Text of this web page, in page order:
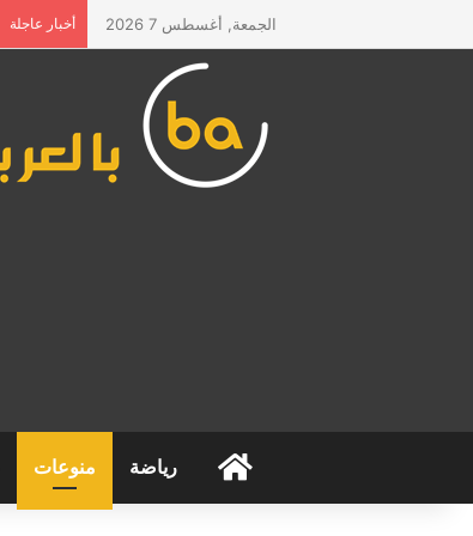
الجمعة, أغسطس 7 2026 أخبار عاجلة
الرئيسيةرياضة منوعات